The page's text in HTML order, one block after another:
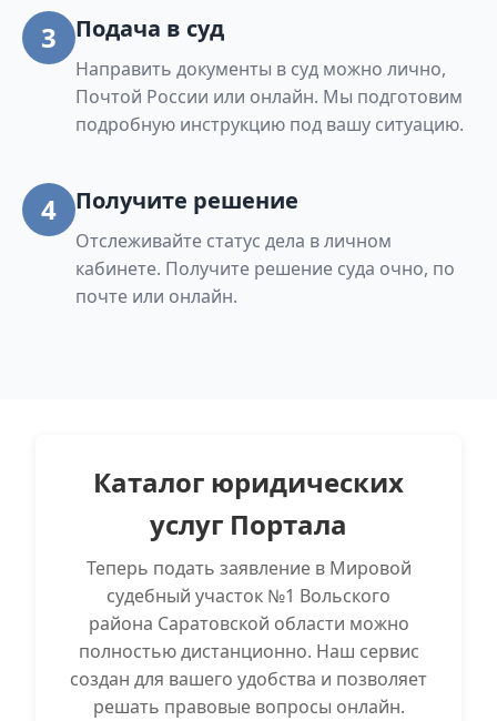
3 Подача в суд
Направить документы в суд можно лично,
Почтой России или онлайн. Мы подготовим
подробную инструкцию под вашу ситуацию.
4 Получите решение
Отслеживайте статус дела в личном
кабинете. Получите решение суда очно, по
почте или онлайн.
Каталог юридических
услуг Портала
Теперь подать заявление в Мировой
судебный участок №1 Вольского
района Саратовской области можно
полностью дистанционно. Наш сервис
создан для вашего удобства и позволяет
решать правовые вопросы онлайн.